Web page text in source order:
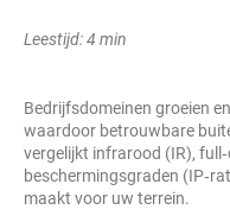
Leestijd: 4 min
Bedrijfsdomeinen groeien
waardoor betrouwbare
vergelijkt infrarood (IR),
beschermingsgraden
maakt voor uw terrein.